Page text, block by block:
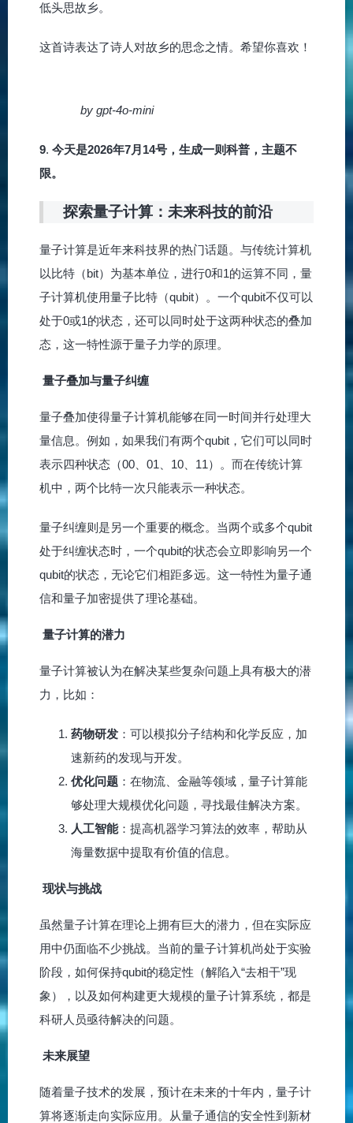
低头思故乡。
这首诗表达了诗人对故乡的思念之情。希望你喜欢！
by gpt-4o-mini
9. 今天是2026年7月14号，生成一则科普，主题不
限。
探索量子计算：未来科技的前沿
量子计算是近年来科技界的热门话题。与传统计算机
以比特（bit）为基本单位，进行0和1的运算不同，量
子计算机使用量子比特（qubit）。一个qubit不仅可以
处于0或1的状态，还可以同时处于这两种状态的叠加
态，这一特性源于量子力学的原理。
量子叠加与量子纠缠
量子叠加使得量子计算机能够在同一时间并行处理大
量信息。例如，如果我们有两个qubit，它们可以同时
表示四种状态（00、01、10、11）。而在传统计算
机中，两个比特一次只能表示一种状态。
量子纠缠则是另一个重要的概念。当两个或多个qubit
处于纠缠状态时，一个qubit的状态会立即影响另一个
qubit的状态，无论它们相距多远。这一特性为量子通
信和量子加密提供了理论基础。
量子计算的潜力
量子计算被认为在解决某些复杂问题上具有极大的潜
力，比如：
药物研发 ：可以模拟分子结构和化学反应，加
速新药的发现与开发。
优化问题 ：在物流、金融等领域，量子计算能
够处理大规模优化问题，寻找最佳解决方案。
人工智能：提高机器学习算法的效率，帮助从
海量数据中提取有价值的信息。
现状与挑战
虽然量子计算在理论上拥有巨大的潜力，但在实际应
用中仍面临不少挑战。当前的量子计算机尚处于实验
阶段，如何保持qubit的稳定性（解陷入“去相干”现
象），以及如何构建更大规模的量子计算系统，都是
科研人员亟待解决的问题。
未来展望
随着量子技术的发展，预计在未来的十年内，量子计
算将逐渐走向实际应用。从量子通信的安全性到新材